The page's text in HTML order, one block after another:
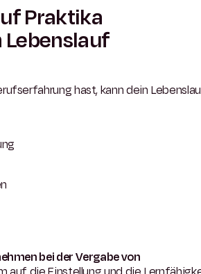
Praktika
hast, kann dein
bei der Vergabe von